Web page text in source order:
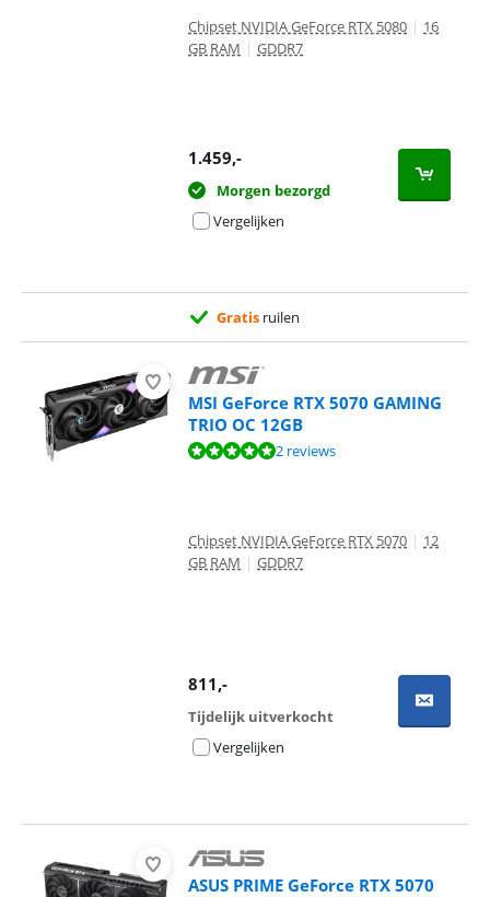
Chipset NVIDIA GeForce RTX 5080 | 16
GB RAM | GDDR7
1.459,-
Morgen bezorgd
Vergelijken
Gratis ruilen
MSI GeForce RTX 5070 GAMING
TRIO OC 12GB
Beoordeling is 9,8 van de 10, gebaseerd op 2 reviews.
2 reviews
Chipset NVIDIA GeForce RTX 5070 | 12
GB RAM | GDDR7
811,-
Tijdelijk uitverkocht
Vergelijken
ASUS PRIME GeForce RTX 5070